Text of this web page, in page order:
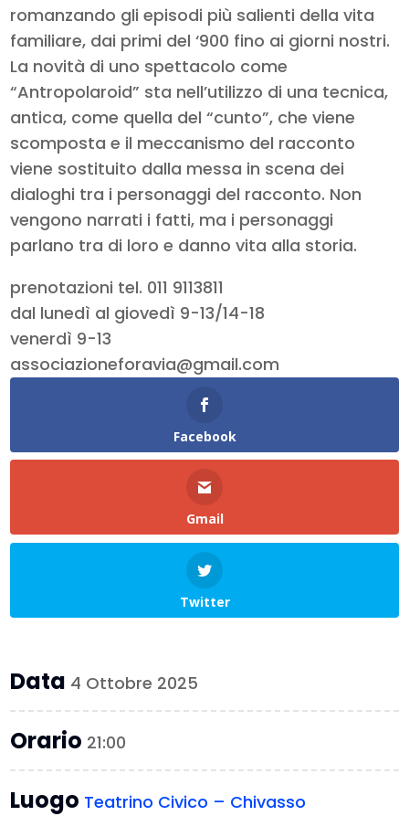
romanzando gli episodi più salienti della vita
familiare, dai primi del ‘900 fino ai giorni nostri.
La novità di uno spettacolo come
“Antropolaroid” sta nell’utilizzo di una tecnica,
antica, come quella del “cunto”, che viene
scomposta e il meccanismo del racconto
viene sostituito dalla messa in scena dei
dialoghi tra i personaggi del racconto. Non
vengono narrati i fatti, ma i personaggi
parlano tra di loro e danno vita alla storia.
prenotazioni tel. 011 9113811
dal lunedì al giovedì 9-13/14-18
venerdì 9-13
associazioneforavia@gmail.com
Facebook
Gmail
Twitter
Data 4 Ottobre 2025
Orario 21:00
Luogo Teatrino Civico – Chivasso